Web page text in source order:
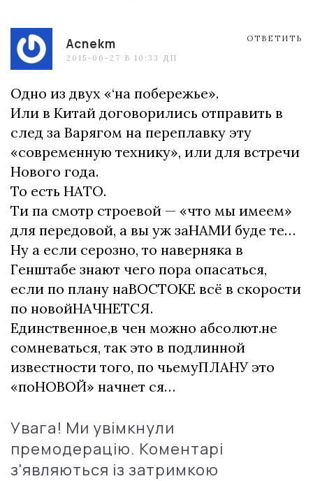
Acnekm
2015-06-27 В 10:33 ДП
ОТВЕТИТЬ
Одно из двух «‘на побережье».
Или в Китай договорились отправить в
след за Варягом на переплавку эту
«современную технику», или для встречи
Нового года.
То есть НАТО.
Ти па смотр строевой — «что мы имеем»
для передовой, а вы уж заНАМИ буде те…
Ну а если серозно, то наверняка в
Генштабе знают чего пора опасаться,
если по плану наВОСТОКЕ всё в скорости
по новойНАЧНЕТСЯ.
Единственное,в чен можно абсолют.не
сомневаться, так это в подлинной
известности того, по чьемуПЛАНУ это
«поНОВОЙ» начнет ся…
Увага! Ми увімкнули
премодерацію. Коментарі
з'являються із затримкою